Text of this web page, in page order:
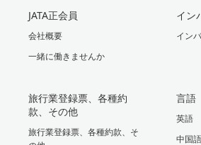
JATA正会員
会社概要
一緒に働きませんか
イン
イン
旅行業登録票、各種約
款、その他
旅行業登録票、各種約款、そ
言語
英語
中国語